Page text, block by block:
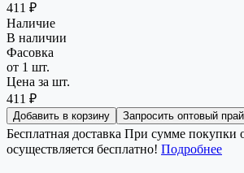
411 ₽
Наличие
В наличии
Фасовка
от 1 шт.
Цена за шт.
411 ₽
Добавить в корзину Запросить оптовый
Бесплатная доставка При сумме покупки
осуществляется бесплатно! Подробнее